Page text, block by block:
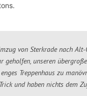
von Sterkrade nach
geholfen, unseren
Treppenhaus zu
und haben nichts dem